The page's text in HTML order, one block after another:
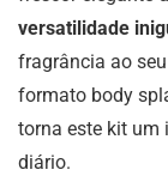
versatilidade
fragrância ao
formato body
torna este kit um
diário.